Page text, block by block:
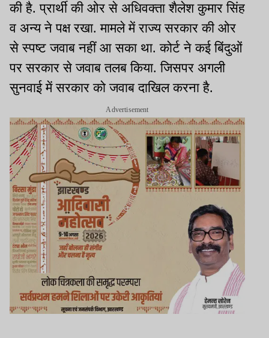
की है. प्रार्थी की ओर से अधिवक्ता शैलेश कुमार सिंह
व अन्य ने पक्ष रखा. मामले में राज्य सरकार की ओर
से स्पष्ट जवाब नहीं आ सका था. कोर्ट ने कई बिंदुओं
पर सरकार से जवाब तलब किया. जिसपर अगली
सुनवाई में सरकार को जवाब दाखिल करना है.
Advertisement